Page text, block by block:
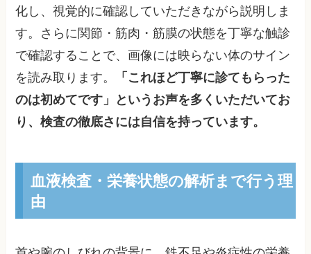
化し、視覚的に確認していただきながら説明しま
す。さらに関節・筋肉・筋膜の状態を丁寧な触診
で確認することで、画像には映らない体のサイン
を読み取ります。
「これほど丁寧に診てもらった
のは初めてです」というお声を多くいただいてお
り、検査の徹底さには自信を持っています。
血液検査・栄養状態の解析まで行う理
由